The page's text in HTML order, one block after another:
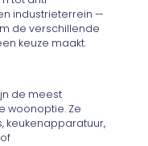
industrieterrein —
de verschillende
keuze maakt.
de meest
woonoptie. Ze
keukenapparatuur,